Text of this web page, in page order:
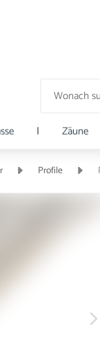
| Zäune
Profile